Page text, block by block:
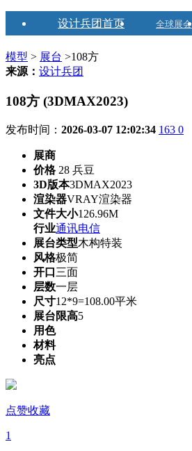
设计兵团首页 全球展会
模型 > 展台 >108方
来源： 设计兵团
108方 (3DMAX2023)
发布时间： 2026-03-07 12:02:34 163 0
展商
价格28 兵豆
3D版本3DMAX2023
渲染器VRAY渲染器
文件大小126.96M
行业通讯电信
展台类型木构特装
风格极简
开口 三面
层数一层
尺寸12*9=108.00平米
展台限高5
用色
材料
亮点
点赞收藏
1